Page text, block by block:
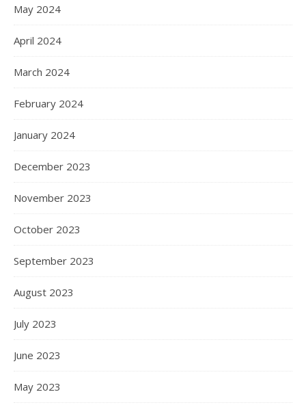
May 2024
April 2024
March 2024
February 2024
January 2024
December 2023
November 2023
October 2023
September 2023
August 2023
July 2023
June 2023
May 2023